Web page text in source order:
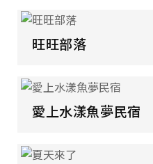
旺旺部落
愛上水漾魚夢民宿